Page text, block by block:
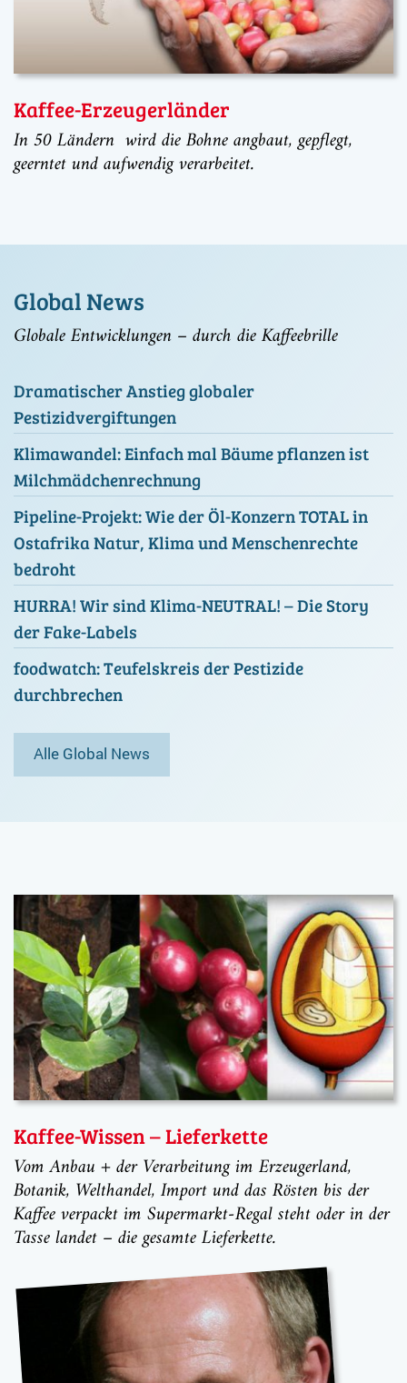
Kaffee-Erzeugerländer
In 50 Ländern wird die Bohne angbaut, gepflegt,
geerntet und aufwendig verarbeitet.
Global News
Globale Entwicklungen – durch die Kaffeebrille
Dramatischer Anstieg globaler
Pestizidvergiftungen
Klimawandel: Einfach mal Bäume pflanzen ist
Milchmädchenrechnung
Pipeline-Projekt: Wie der Öl-Konzern TOTAL in
Ostafrika Natur, Klima und Menschenrechte
bedroht
HURRA! Wir sind Klima-NEUTRAL! – Die Story
der Fake-Labels
foodwatch: Teufelskreis der Pestizide
durchbrechen
Alle Global News
Kaffee-Wissen – Lieferkette
Vom Anbau + der Verarbeitung im Erzeugerland,
Botanik, Welthandel, Import und das Rösten bis der
Kaffee verpackt im Supermarkt-Regal steht oder in der
Tasse landet – die gesamte Lieferkette.